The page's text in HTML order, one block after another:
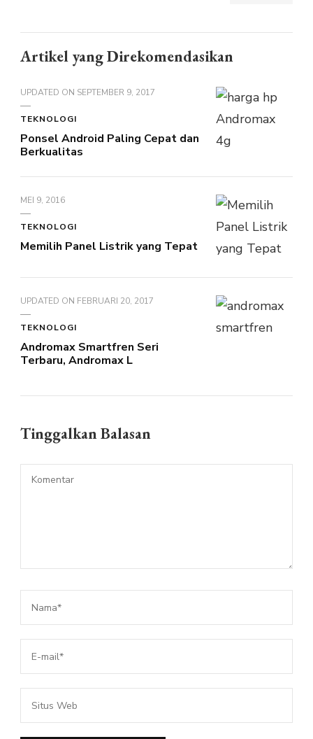
Artikel yang Direkomendasikan
UPDATED ON SEPTEMBER 9, 2017
TEKNOLOGI
Ponsel Android Paling Cepat dan
Berkualitas
MEI 9, 2016
TEKNOLOGI
Memilih Panel Listrik yang Tepat
UPDATED ON FEBRUARI 20, 2017
TEKNOLOGI
Andromax Smartfren Seri
Terbaru, Andromax L
Tinggalkan Balasan